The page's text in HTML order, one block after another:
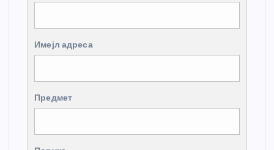
Имејл адреса
Предмет